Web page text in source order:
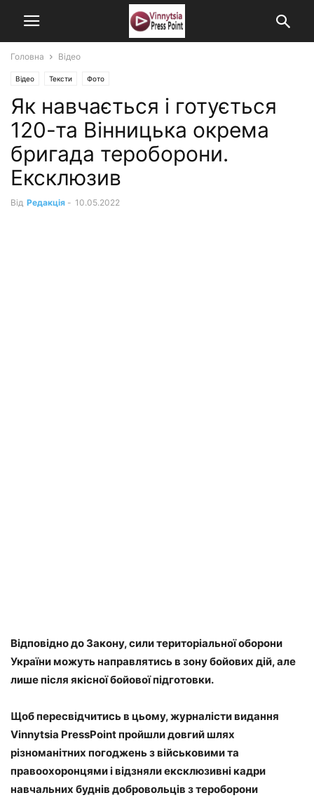
Головна Відео
Відео Тексти Фото
Як навчається і готується
120-та Вінницька окрема
бригада тероборони.
Ексклюзив
Від Редакція - 10.05.2022
Відповідно до Закону, сили територіальної оборони
України можуть направлятись в зону бойових дій, але
лише після якісної бойової підготовки.
Щоб пересвідчитись в цьому, журналісти видання
Vinnytsia PressPoint пройшли довгий шлях
різноманітних погоджень з військовими та
правоохоронцями і відзняли ексклюзивні кадри
навчальних буднів добровольців з тероборони